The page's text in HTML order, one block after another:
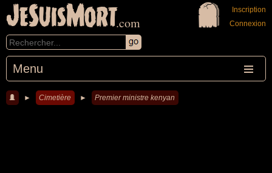
JeSuisMort.com
Menu
Inscription
Connexion
► Cimetière ► Premier ministre kenyan